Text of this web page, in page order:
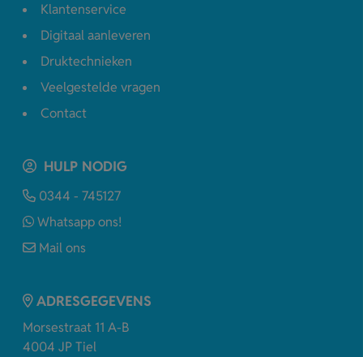
Klantenservice
Digitaal aanleveren
Druktechnieken
Veelgestelde vragen
Contact
HULP NODIG
0344 - 745127
Whatsapp ons!
Mail ons
ADRESGEGEVENS
Morsestraat 11 A-B
4004 JP Tiel